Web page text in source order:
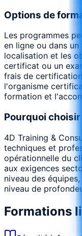
Options de
Les programmes
en ligne ou dans
localisation et les
certificat ou un
frais de
l'organisme
formation et
Pourquoi choisir
4D Training &
techniques et
opérationnelle du
aux exigences
niveau des
niveau de
Formations